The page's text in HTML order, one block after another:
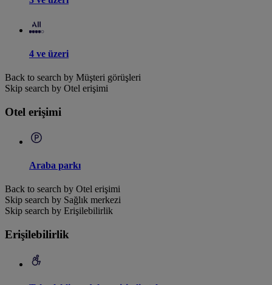
4 ve üzeri
Back to search by Müşteri görüşleri
Skip search by Otel erişimi
Otel erişimi
Araba parkı
Back to search by Otel erişimi
Skip search by Sağlık merkezi
Skip search by Erişilebilirlik
Erişilebilirlik